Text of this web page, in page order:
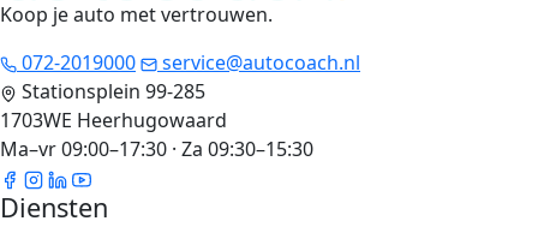
Koop je auto met vertrouwen.
072-2019000
service@autocoach.nl
Stationsplein 99-285
1703WE Heerhugowaard
Ma–vr 09:00–17:30 · Za 09:30–15:30
Diensten